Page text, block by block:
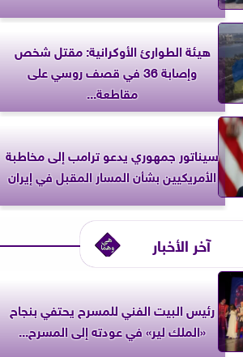
هيئة الطوارئ الأوكرانية: مقتل شخص
وإصابة 36 في قصف روسي على
مقاطعة...
سيناتور جمهوري يدعو ترامب إلى مخاطبة
الأمريكيين بشأن المسار المقبل في إيران
آخر الأخبار
رئيس البيت الفني للمسرح يحتفي بنجاح
«الملك لير» في عودته إلى المسرح...